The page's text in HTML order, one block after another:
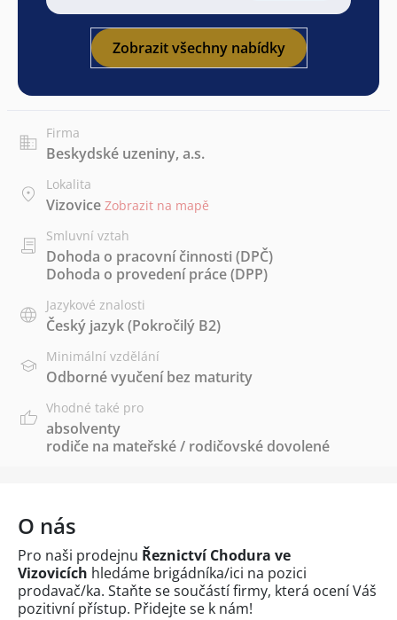
Zobrazit všechny nabídky
Firma
Beskydské uzeniny, a.s.
Lokalita
Vizovice Zobrazit na mapě
Smluvní vztah
Dohoda o pracovní činnosti (DPČ)
Dohoda o provedení práce (DPP)
Jazykové znalosti
Český jazyk(Pokročilý B2)
Minimální vzdělání
Odborné vyučení bez maturity
Vhodné také pro
absolventy
rodiče na mateřské / rodičovské dovolené
O nás
Pro naši prodejnu Řeznictví Chodura ve
Vizovicích hledáme brigádníka/ici na pozici
prodavač/ka. Staňte se součástí firmy, která ocení Váš
pozitivní přístup. Přidejte se k nám!